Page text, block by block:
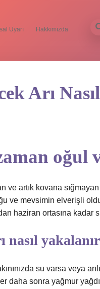
Uyarı Hakkımızda
Arı
oğul
ve artık kovana
ve mevsimin elverişli
haziran ortasına kadar
nasıl
su varsa veya
daha sonra yağmur